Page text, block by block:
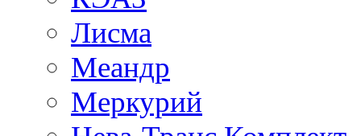
Лисма
Меандр
Меркурий